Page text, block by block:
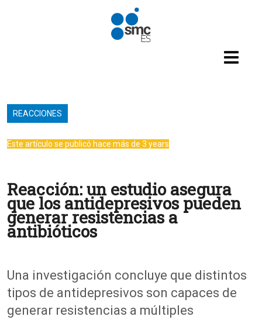
Pasar al contenido principal
REACCIONES
Este artículo se publicó hace más de 3 years
Reacción: un estudio asegura
que los antidepresivos pueden
generar resistencias a
antibióticos
Una investigación concluye que distintos
tipos de antidepresivos son capaces de
generar resistencias a múltiples